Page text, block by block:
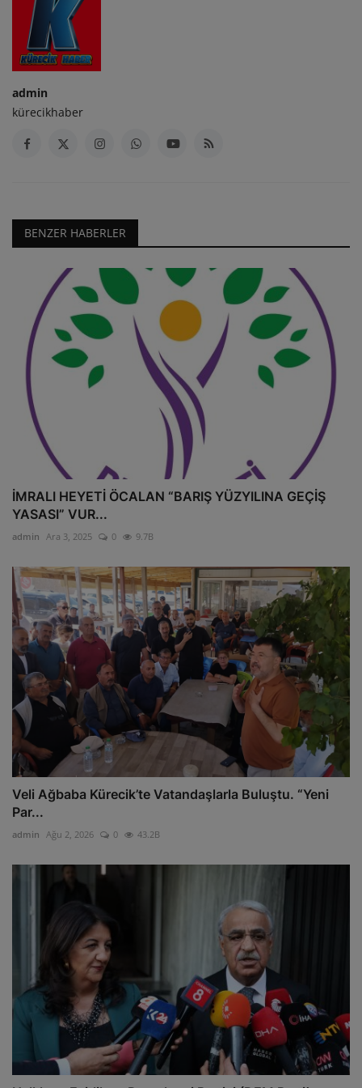
admin
kürecikhaber
BENZER HABERLER
İMRALI HEYETİ ÖCALAN “BARIŞ YÜZYILINA GEÇİŞ
YASASI” VUR...
admin Ara 3, 2025 0 9.7B
Veli Ağbaba Kürecik’te Vatandaşlarla Buluştu. “Yeni
Par...
admin Ağu 2, 2026 0 43.2B